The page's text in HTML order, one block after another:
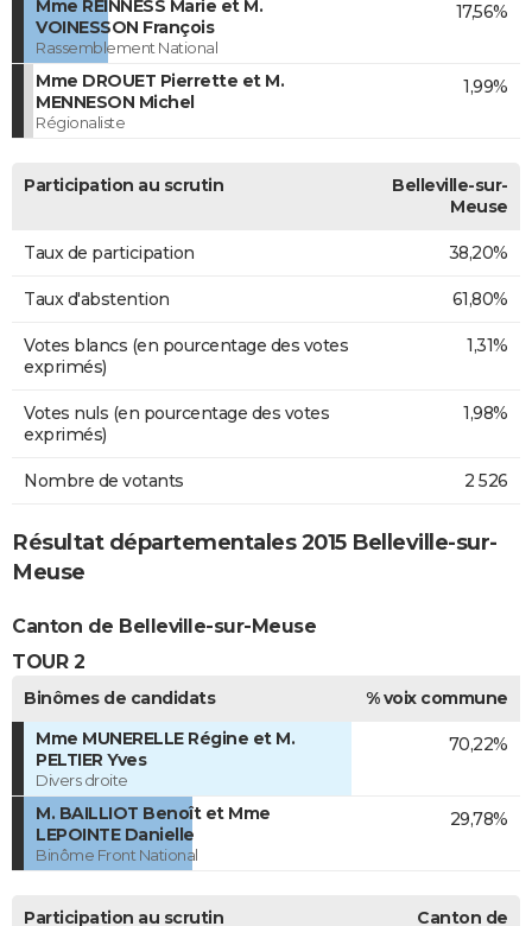
Mme REINNESS Marie et M.
VOINESSON François
Rassemblement National
17,56%
Mme DROUET Pierrette et M.
MENNESON Michel
Régionaliste
1,99%
Participation au scrutin
Belleville-sur-
Meuse
Taux de participation 38,20%
Taux d'abstention 61,80%
Votes blancs (en pourcentage des votes
exprimés)
1,31%
Votes nuls (en pourcentage des votes
exprimés)
1,98%
Nombre de votants 2 526
Résultat départementales 2015 Belleville-sur-
Meuse
Canton de Belleville-sur-Meuse
TOUR 2
Binômes de candidats
% voix commune
Mme MUNERELLE Régine et M.
PELTIER Yves
Divers droite
70,22%
M. BAILLIOT Benoît et Mme
LEPOINTE Danielle
Binôme Front National
29,78%
Participation au scrutin Canton de